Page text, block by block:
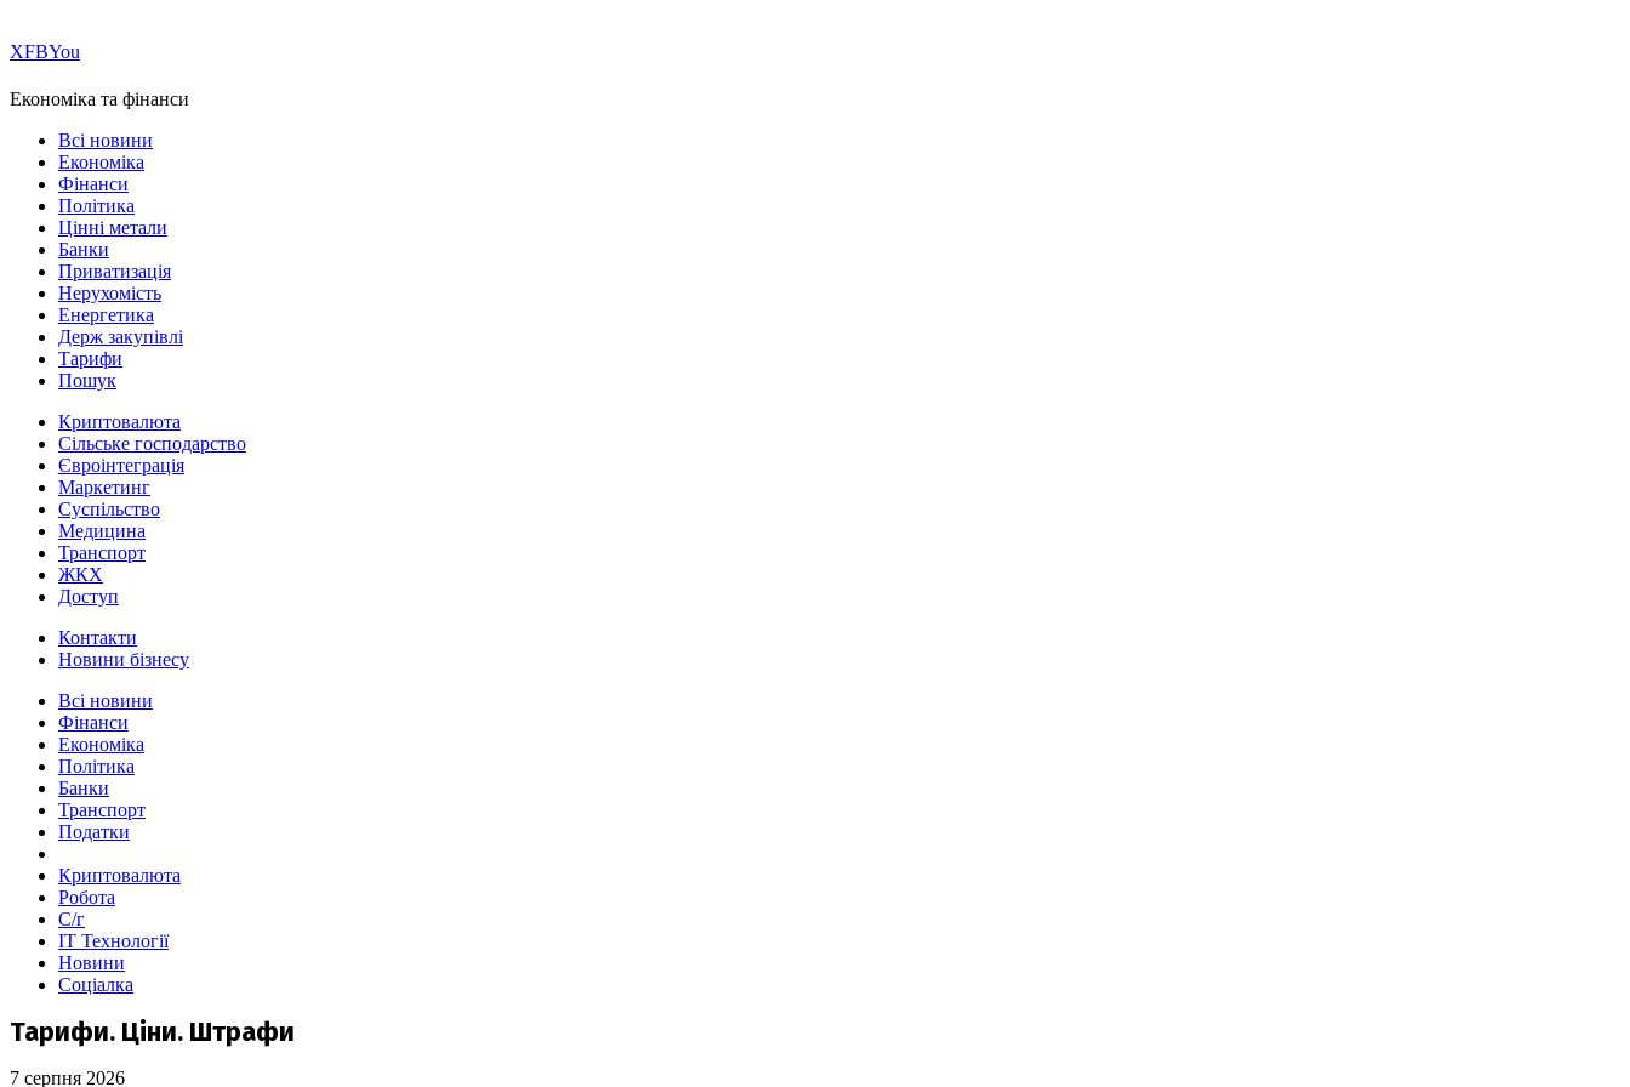
ХFBYou
Економіка та фінанси
Всі новини
Економіка
Фінанси
Політика
Цінні метали
Банки
Приватизація
Нерухомість
Енергетика
Держ закупівлі
Тарифи
Пошук
Криптовалюта
Сільське господарство
Євроінтеграція
Маркетинг
Суспільство
Медицина
Транспорт
ЖКХ
Доступ
Контакти
Новини бізнесу
Всі новини
Фінанси
Економіка
Політика
Банки
Транспорт
Податки
Криптовалюта
Робота
С/г
ІТ Технології
Новини
Соціалка
Тарифи. Ціни. Штрафи
7 серпня 2026